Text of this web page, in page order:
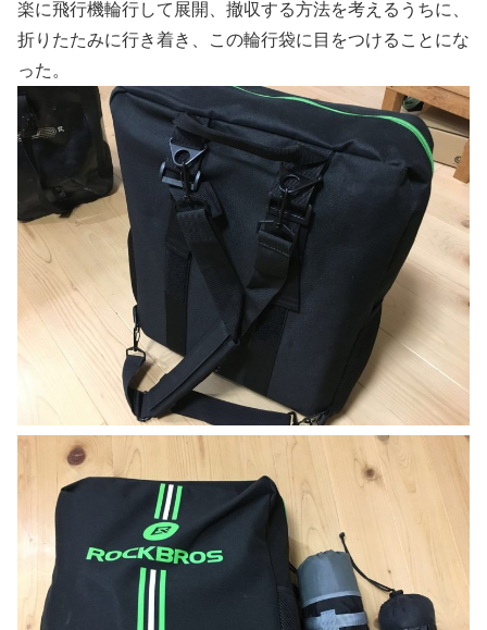
楽に飛行機輪行して展開、撤収する方法を考えるうちに、
折りたたみに行き着き、この輪行袋に目をつけることにな
った。